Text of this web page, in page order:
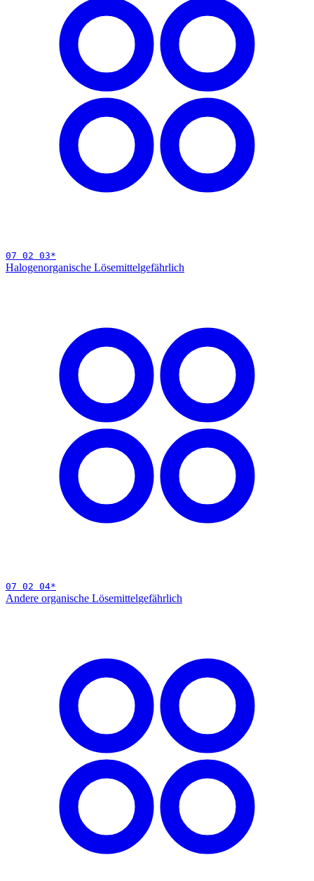
07 02 03*
Halogenorganische Lösemittelgefährlich
07 02 04*
Andere organische Lösemittelgefährlich